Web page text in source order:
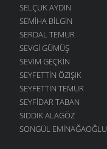
SELÇUK AYDIN
SEMIHA BILGIN
SERDAL TEMUR
SEVGI GÜMÜŞ
SEVIM GEÇKIN
SEYFETTIN ÖZIŞIK
SEYFETTIN TEMUR
SEYFIDAR TABAN
SIDDIK ALAGÖZ
SONGÜL EMINAĞAOĞLU